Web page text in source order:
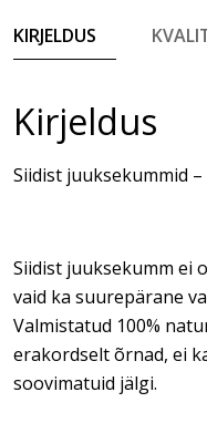
KIRJELDUS
Kirjeldus
Siidist juuksekummid
Siidist juuksekumm ei
vaid ka suurepärane
Valmistatud 100%
erakordselt õrnad, ei
soovimatuid jälgi.